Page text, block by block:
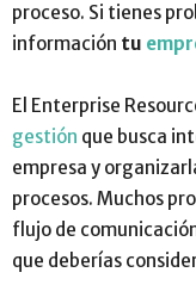
proceso. Si tienes
información tu
El Enterprise
gestión que busca
empresa y
procesos. Muchos
flujo de
que deberías